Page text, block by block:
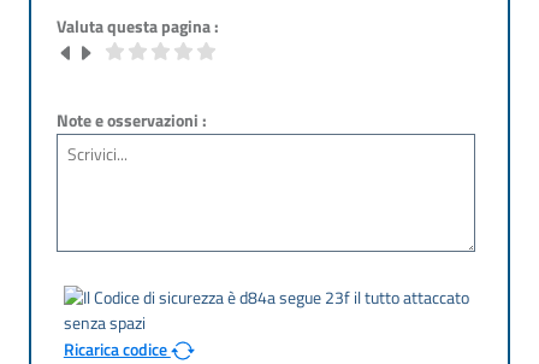
Valuta questa pagina :
Note e osservazioni :
Ricarica codice